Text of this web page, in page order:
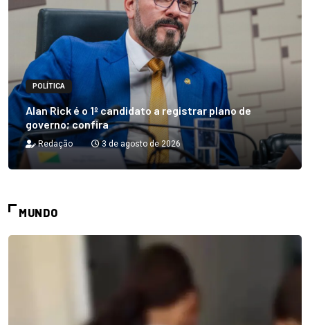
POLÍTICA
Alan Rick é o 1º candidato a registrar plano de
governo; confira
Redação 3 de agosto de 2026
MUNDO